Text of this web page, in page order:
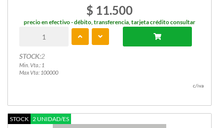
$ 11.500
precio en efectivo - débito, transferencia, tarjeta crédito consultar
STOCK:2
Min. Vta.: 1
Max Vta: 100000
c/iva
STOCK 2 UNIDAD/ES